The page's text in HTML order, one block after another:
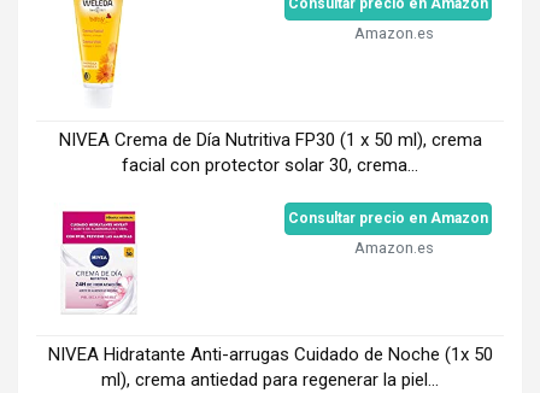
Consultar precio en Amazon
Amazon.es
NIVEA Crema de Día Nutritiva FP30 (1 x 50 ml), crema
facial con protector solar 30, crema...
Consultar precio en Amazon
Amazon.es
NIVEA Hidratante Anti-arrugas Cuidado de Noche (1x 50
ml), crema antiedad para regenerar la piel...